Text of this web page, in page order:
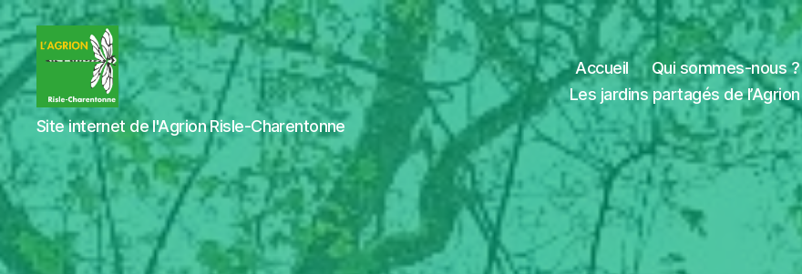
L'Agrion
Risle
Charentonne
Site internet de l'Agrion Risle-Charentonne
Accueil Qui sommes-nous ?
Les jardins partagés de l’Agrion